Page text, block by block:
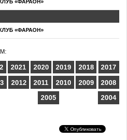
«ФАРАОН»
КЛУБ «ФАРАОН»
2021 2020 2019 2018
2017
2012 2011 2010 2009
2008
2005 2004